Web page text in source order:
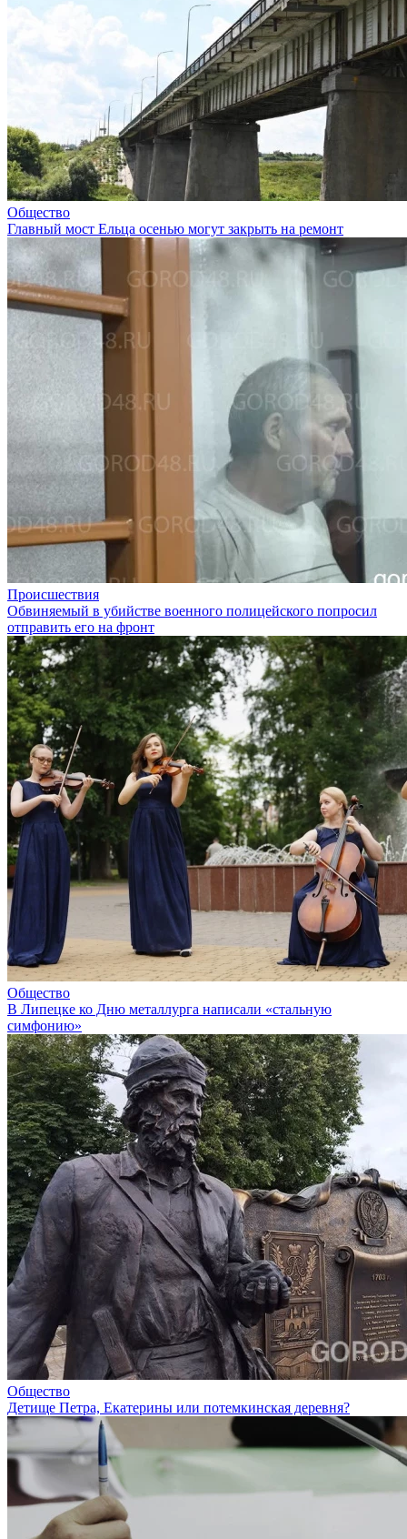
Общество
Главный мост Ельца осенью могут закрыть на ремонт
Происшествия
Обвиняемый в убийстве военного полицейского попросил
отправить его на фронт
Общество
В Липецке ко Дню металлурга написали «стальную
симфонию»
Общество
Детище Петра, Екатерины или потемкинская деревня?